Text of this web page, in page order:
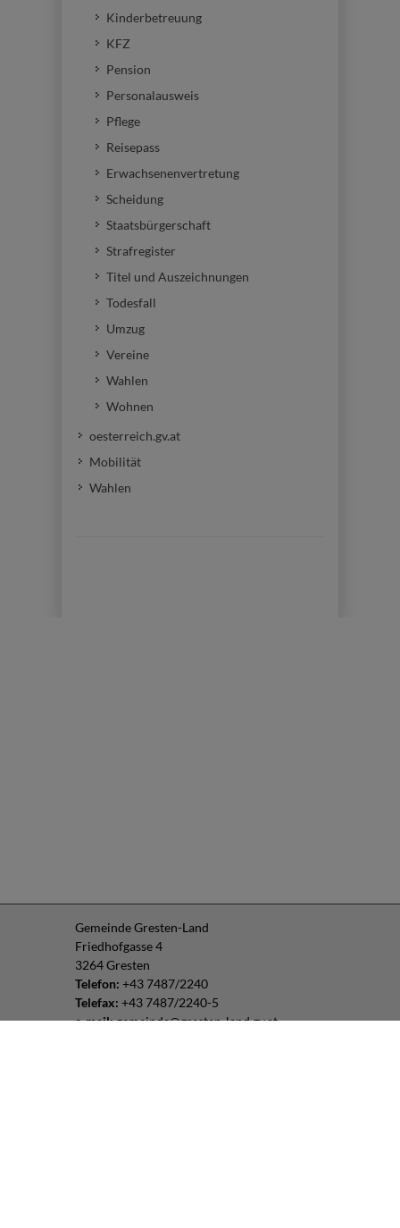
Kinderbetreuung
KFZ
Pension
Personalausweis
Pflege
Reisepass
Erwachsenenvertretung
Scheidung
Staatsbürgerschaft
Strafregister
Titel und Auszeichnungen
Todesfall
Umzug
Vereine
Wahlen
Wohnen
oesterreich.gv.at
Mobilität
Wahlen
Gemeinde Gresten-Land
Friedhofgasse 4
3264 Gresten
Telefon: +43 7487/2240
Telefax: +43 7487/2240-5
e-mail:gemeinde@gresten-land.gv.at